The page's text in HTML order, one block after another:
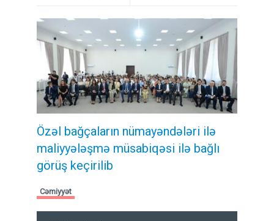
Özəl bağçaların nümayəndələri ilə
maliyyələşmə müsabiqəsi ilə bağlı
görüş keçirilib
Cəmiyyət